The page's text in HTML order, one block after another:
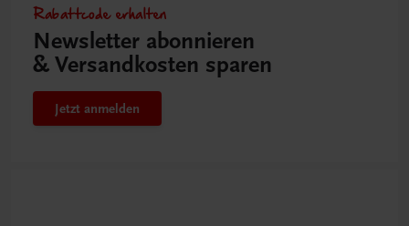
Rabattcode erhalten
Newsletter abonnieren
& Versandkosten sparen
Jetzt anmelden